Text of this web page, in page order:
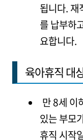
됩니다. 재
를 납부하
요합니다.
육아휴직 대
만 8세 이
있는 부모
휴직 시작